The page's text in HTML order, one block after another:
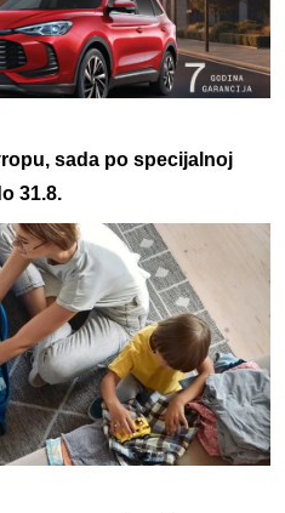
sada po specijalnoj
31.8.